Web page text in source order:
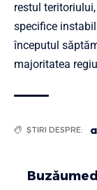
restul
specifice
începutul
majoritatea
ȘTIRI DESPRE: